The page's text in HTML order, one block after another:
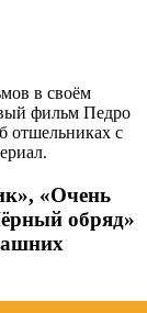
в своём
фильм Педро
отшельниках с
«Очень
обряд»